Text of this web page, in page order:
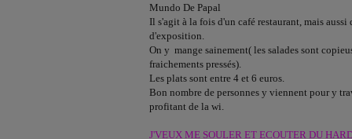
Mundo De Papal
Il s'agit à la fois d'un café restaurant, mais
d'exposition.
On y mange sainement( les salades sont
fraichements pressés).
Les plats sont entre 4 et 6 euros.
Bon nombre de personnes y viennent pour y
profitant de la wi.
J'VEUX ME SOULER ET ECOUTER DU